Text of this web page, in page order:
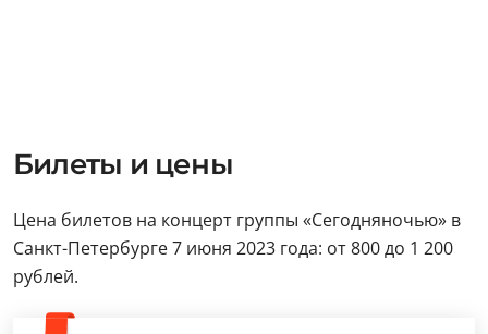
Билеты и цены
Цена билетов на концерт группы «Сегодняночью» в
Санкт-Петербурге 7 июня 2023 года: от 800 до 1 200
рублей.